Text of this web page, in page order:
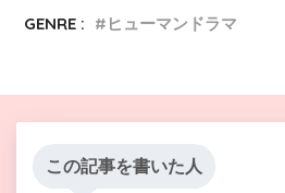
GENRE :
ヒューマンドラマ
この記事を書いた人